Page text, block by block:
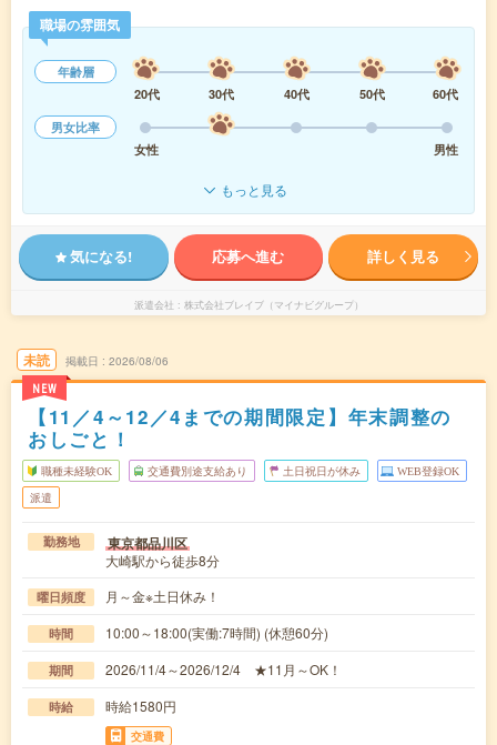
職場の雰囲気
年齢層
20代
30代 40代 50代
60代
男女比率
女性
男性
もっと見る
気になる! 応募へ進む 詳しく見る
派遣会社 株式会社ブレイブ（マイナビグループ）
未読
NEW
掲載日 2026/08/06
【11／4～12／4までの期間限定】年末調整の
おしごと！
職種未経験OK 交通費別途支給あり 土日祝日が休み WEB登録OK
派遣
勤務地 東京都品川区
大崎駅から徒歩8分
曜日頻度 月～金※土日休み！
時間 10:00～18:00(実働:7時間) (休憩60分)
期間 2026/11/4～2026/12/4 ★11月～OK！
時給 時給1580円
交通費